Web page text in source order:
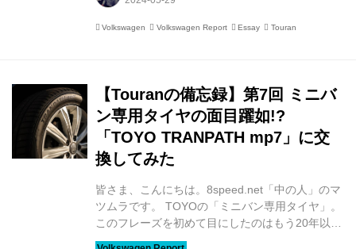
ナーインタビューの案件)が多く、大切な愛車を取
を汚したくないというオーナーさんも少なくあり
ません。取材のためにいつも以上に手間を掛け
て...
Volkswagen Volkswagen Report Essay Touran
【Touranの備忘録】第7回 ミニバ
ン専用タイヤの面目躍如!?
「TOYO TRANPATH mp7」に交
換してみた
皆さま、こんにちは。8speed.net「中の人」のマ
ツムラです。 TOYOの「ミニバン専用タイヤ」。
このフレーズを初めて目にしたのはもう20年以上
前でしょうか。 いまでこそ、ミニバン専用タイヤ